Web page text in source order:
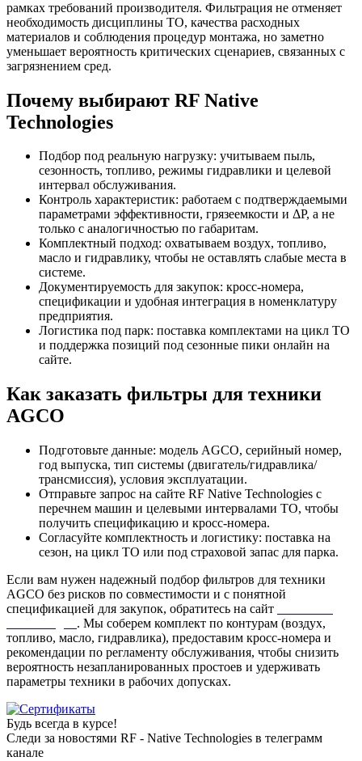
рамках требований производителя. Фильтрация не отменяет
необходимость дисциплины ТО, качества расходных
материалов и соблюдения процедур монтажа, но заметно
уменьшает вероятность критических сценариев, связанных с
загрязнением сред.
Почему выбирают RF Native
Technologies
Подбор под реальную нагрузку: учитываем пыль,
сезонность, топливо, режимы гидравлики и целевой
интервал обслуживания.
Контроль характеристик: работаем с подтверждаемыми
параметрами эффективности, грязеемкости и ΔP, а не
только с аналогичностью по габаритам.
Комплектный подход: охватываем воздух, топливо,
масло и гидравлику, чтобы не оставлять слабые места в
системе.
Документируемость для закупок: кросс-номера,
спецификации и удобная интеграция в номенклатуру
предприятия.
Логистика под парк: поставка комплектами на цикл ТО
и поддержка позиций под сезонные пики онлайн на
сайте.
Как заказать фильтры для техники
AGCO
Подготовьте данные: модель AGCO, серийный номер,
год выпуска, тип системы (двигатель/гидравлика/
трансмиссия), условия эксплуатации.
Отправьте запрос на сайте RF Native Technologies с
перечнем машин и целевыми интервалами ТО, чтобы
получить спецификацию и кросс-номера.
Согласуйте комплектность и логистику: поставка на
сезон, на цикл ТО или под страховой запас для парка.
Если вам нужен надежный подбор фильтров для техники
AGCO без рисков по совместимости и с понятной
спецификацией для закупок, обратитесь на сайт
. Мы соберем комплект по контурам (воздух,
топливо, масло, гидравлика), предоставим кросс-номера и
рекомендации по регламенту обслуживания, чтобы снизить
вероятность незапланированных простоев и удерживать
параметры техники в рабочих допусках.
Будь всегда в курсе!
Следи за новостями RF - Native Technologies в телеграмм
канале